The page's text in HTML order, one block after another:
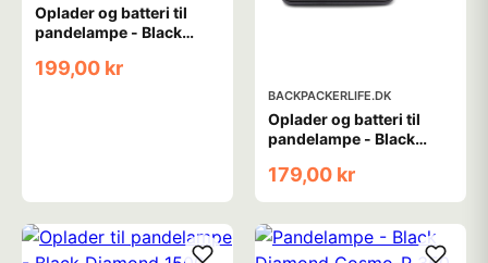
Oplader og batteri til
pandelampe - Black
USB-C
199,00 kr
BACKPACKERLIFE.DK
Oplader og batteri til
pandelampe - Black
battery & charger
179,00 kr